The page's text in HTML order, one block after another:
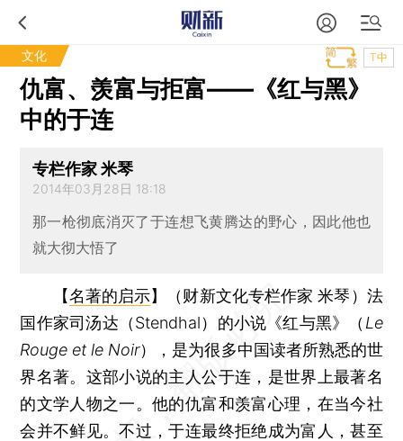
文化 T中
仇富、羡富与拒富——《红与黑》
中的于连
专栏作家 米琴
2014年03月28日 18:18
那一枪彻底消灭了于连想飞黄腾达的野心，因此他也
就大彻大悟了
【名著的启示】（财新文化专栏作家 米琴） 法
国作家司汤达（Stendhal）的小说《红与黑》（ Le
Rouge et le Noir），是为很多中国读者所熟悉的世
界名著。这部小说的主人公于连，是世界上最著名
的文学人物之一。他的仇富和羡富心理，在当今社
会并不鲜见。不过，于连最终拒绝成为富人，甚至